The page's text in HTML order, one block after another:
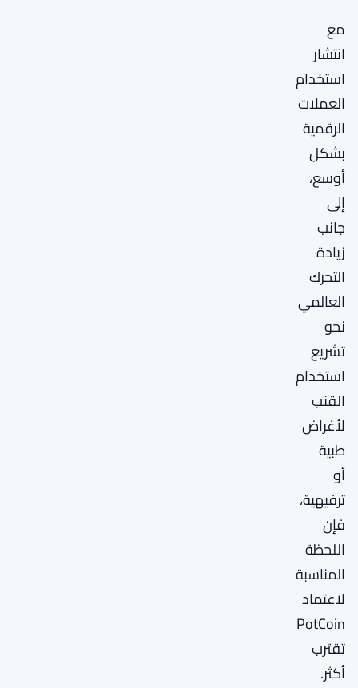
مع
انتشار
استخدام
العملات
الرقمية
بشكل
أوسع،
إلى
جانب
زيادة
التحرك
العالمي
نحو
تشريع
استخدام
القنب
لأغراض
طبية
أو
ترفيهية،
فإن
اللحظة
المناسبة
لاعتماد
PotCoin
تقترب
أكثر.